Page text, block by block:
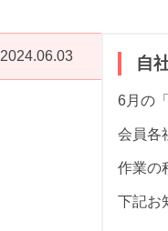
2024.06.03 自
6月の
会員各
作業の
下記お